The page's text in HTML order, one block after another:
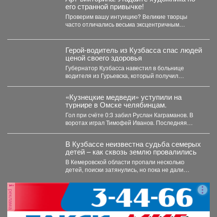
его странной привычке!
Проверим вашу интуицию? Великие творцы
часто отличались весьма эксцентричным
правильного...
Герой-водитель из Кузбасса спас людей
ценой своего здоровья
Губернатор Кузбасса навестил в больнице
водителя из Гурьевска, который получил
«Кузнецкие медведи» уступили на
турнире в Омске челябинцам.
Гол при счёте 0:3 забил Руслан Каграманов. В
воротах играл Тимофей Иванов. Последняя
В Кузбассе неизвестна судьба семерых
детей – как сквозь землю провалились
В Кемеровской области пропали несколько
детей, поиски затянулись, но пока не дали
реклама